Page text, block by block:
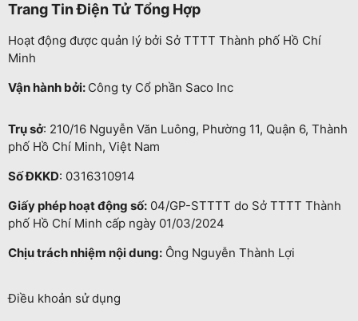
Trang Tin Điện Tử Tổng Hợp
Hoạt động được quản lý bởi Sở TTTT Thành phố Hồ Chí
Minh
Vận hành bởi: Công ty Cổ phần Saco Inc
Trụ sở: 210/16 Nguyễn Văn Luông, Phường 11, Quận 6, Thành
phố Hồ Chí Minh, Việt Nam
Số ĐKKD: 0316310914
Giấy phép hoạt động số: 04/GP-STTTT do Sở TTTT Thành
phố Hồ Chí Minh cấp ngày 01/03/2024
Chịu trách nhiệm nội dung: Ông Nguyễn Thành Lợi
Điều khoản sử dụng